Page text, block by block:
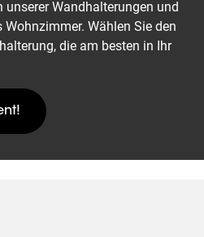
Wandhalterungen und
Wählen Sie den
die am besten in Ihr